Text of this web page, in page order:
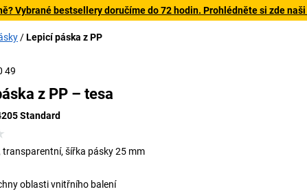
Vybrané bestsellery doručíme do 72 hodin. Prohlédněte si zde
Lepicí páska z PP
páskou (příslušenství)
49
z PP – tesa
Standard
transparentní, šířka pásky 25 mm
oblasti vnitřního balení